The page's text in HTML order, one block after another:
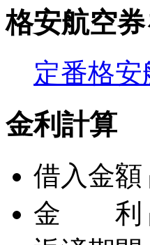
格安航空
定番格安
金利計算
借入金額
金 利